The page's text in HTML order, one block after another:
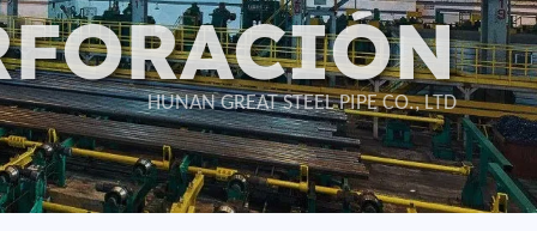
HUNAN GREAT STEEL PIPE CO., LTD